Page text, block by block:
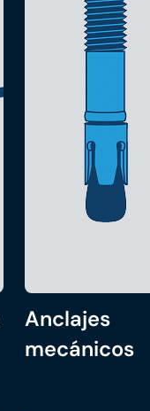
Anclajes
mecánicos